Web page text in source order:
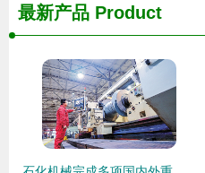
最新产品 Product